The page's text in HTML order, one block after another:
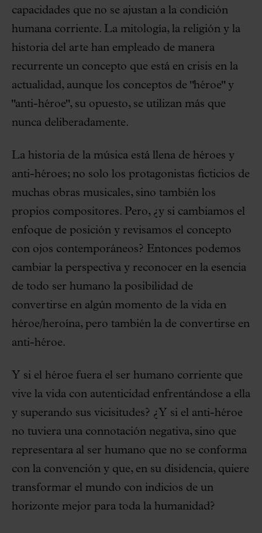
capacidades que no se ajustan a la condición
humana corriente. La mitología, la religión y la
historia del arte han empleado de manera
recurrente un concepto que está en crisis en la
actualidad, aunque los conceptos de "héroe" y
"anti-héroe", su opuesto, se utilizan más que
nunca deliberadamente.
La historia de la música está llena de héroes y
anti-héroes; no solo los protagonistas ficticios de
muchas obras musicales, sino también los
propios compositores. Pero, ¿y si cambiamos el
enfoque de posición y revisamos el concepto
con ojos contemporáneos? Entonces podemos
cambiar la perspectiva y reconocer en la esencia
de todo ser humano la posibilidad de
convertirse en algún momento de la vida en
héroe/heroína, pero también la de convertirse en
anti-héroe.
Y si el héroe fuera el ser humano corriente que
vive la vida con autenticidad enfrentándose a ella
y superando sus vicisitudes? ¿Y si el anti-héroe
no tuviera una connotación negativa, sino que
representara al ser humano que no se conforma
con la convención y que, en su disidencia, quiere
transformar el mundo con indicios de un
horizonte mejor para toda la humanidad?